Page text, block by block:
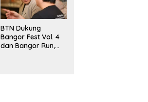
BTN Dukung
Bangor Fest Vol. 4
dan Bangor Run,